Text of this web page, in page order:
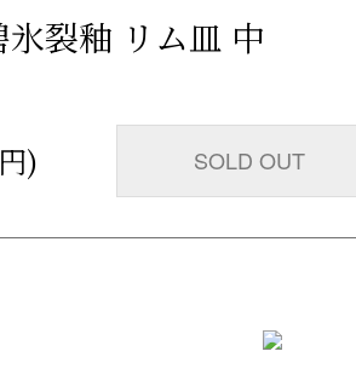
裂釉 リム皿 中
) SOLD OUT